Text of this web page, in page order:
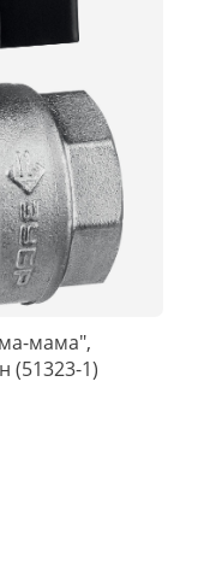
мама″,
(51323-1)